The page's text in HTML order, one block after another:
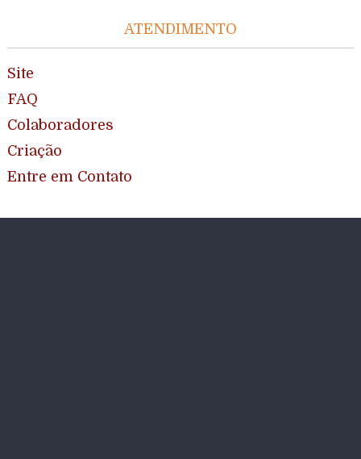
ATENDIMENTO
Site
FAQ
Colaboradores
Criação
Entre em Contato